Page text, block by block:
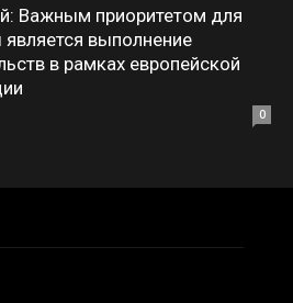
Важным приоритетом для
выполнение
в рамках европейской
0